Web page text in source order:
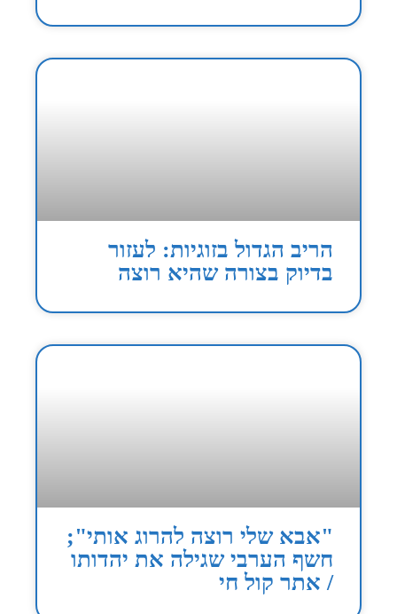
הריב הגדול בזוגיות: לעזור
בדיוק בצורה שהיא רוצה
"אבא שלי רוצה להרוג אותי";
חשף הערבי שגילה את יהדותו
/ אתר קול חי